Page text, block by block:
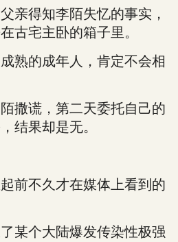
得知李陌失忆的事实，
古宅主卧的箱子里。
的成年人，肯定不会相
谎，第二天委托自己的
结果却是无。
不久才在媒体上看到的
个大陆爆发传染性极强